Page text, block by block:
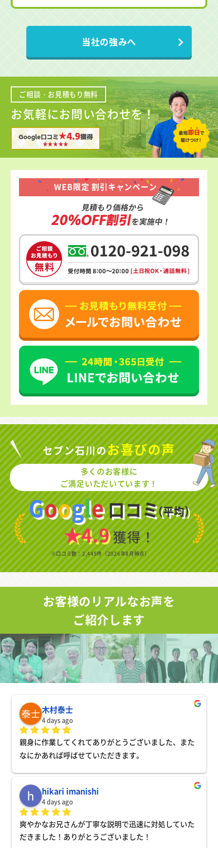
当社の強みへ
ご相談・お見積もり無料
お気軽にお問い合わせを！
Google口コミ★4.9獲得
WEB限定 割引キャンペーン
見積もり価格から
20%OFF割引を実施中！
セブン石川のお喜びの声
多くのお客様に
ご満足いただいています！
★4.9獲得！
※口コミ数：2,445件（2026年8月時点）
お客様のリアルなお声を
ご紹介します
木村泰士
4 days ago
親身に作業してくれてありがとうございました、また
なにかあれば呼ばせていただきます。
hikari imanishi
4 days ago
爽やかなお兄さんが丁寧な説明で迅速に対処していた
だきました！ありがとうございました！